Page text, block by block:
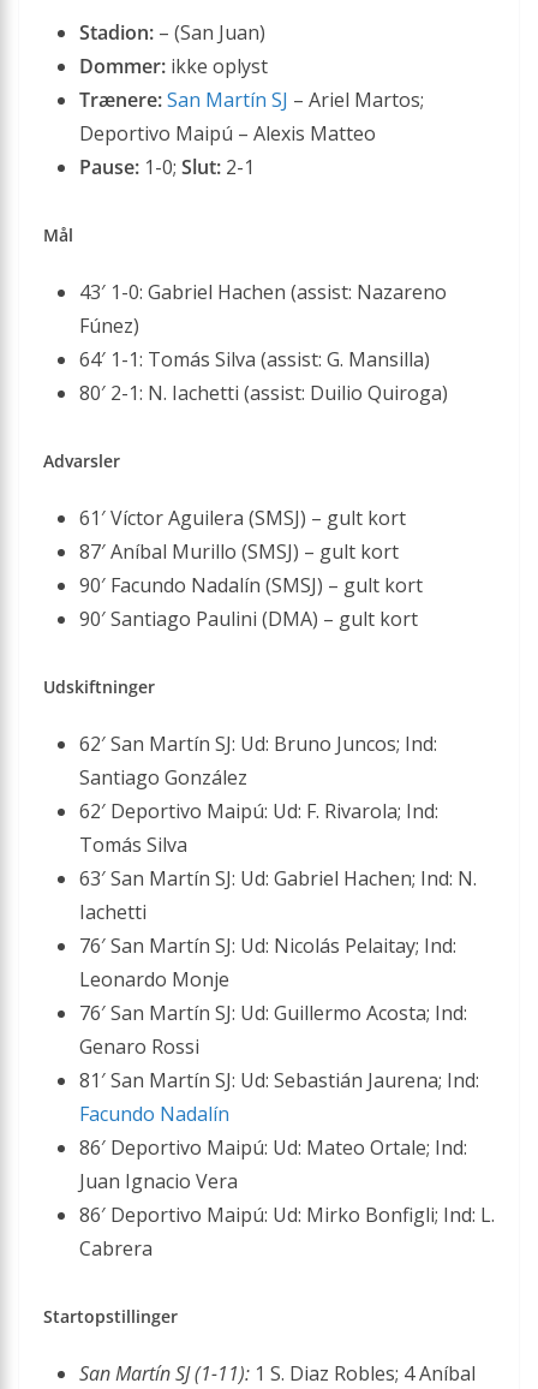
Stadion: – (San Juan)
Dommer: ikke oplyst
Trænere:San Martín SJ – Ariel Martos;
Deportivo Maipú – Alexis Matteo
Pause: 1-0; Slut: 2-1
Mål
43′ 1-0: Gabriel Hachen (assist: Nazareno
Fúnez)
64′ 1-1: Tomás Silva (assist: G. Mansilla)
80′ 2-1: N. Iachetti (assist: Duilio Quiroga)
Advarsler
61′ Víctor Aguilera (SMSJ) – gult kort
87′ Aníbal Murillo (SMSJ) – gult kort
90′ Facundo Nadalín (SMSJ) – gult kort
90′ Santiago Paulini (DMA) – gult kort
Udskiftninger
62′ San Martín SJ: Ud: Bruno Juncos; Ind:
Santiago González
62′ Deportivo Maipú: Ud: F. Rivarola; Ind:
Tomás Silva
63′ San Martín SJ: Ud: Gabriel Hachen; Ind: N.
Iachetti
76′ San Martín SJ: Ud: Nicolás Pelaitay; Ind:
Leonardo Monje
76′ San Martín SJ: Ud: Guillermo Acosta; Ind:
Genaro Rossi
81′ San Martín SJ: Ud: Sebastián Jaurena; Ind:
Facundo Nadalín
86′ Deportivo Maipú: Ud: Mateo Ortale; Ind:
Juan Ignacio Vera
86′ Deportivo Maipú: Ud: Mirko Bonfigli; Ind: L.
Cabrera
Startopstillinger
San Martín SJ (1-11): 1 S. Diaz Robles; 4 Aníbal